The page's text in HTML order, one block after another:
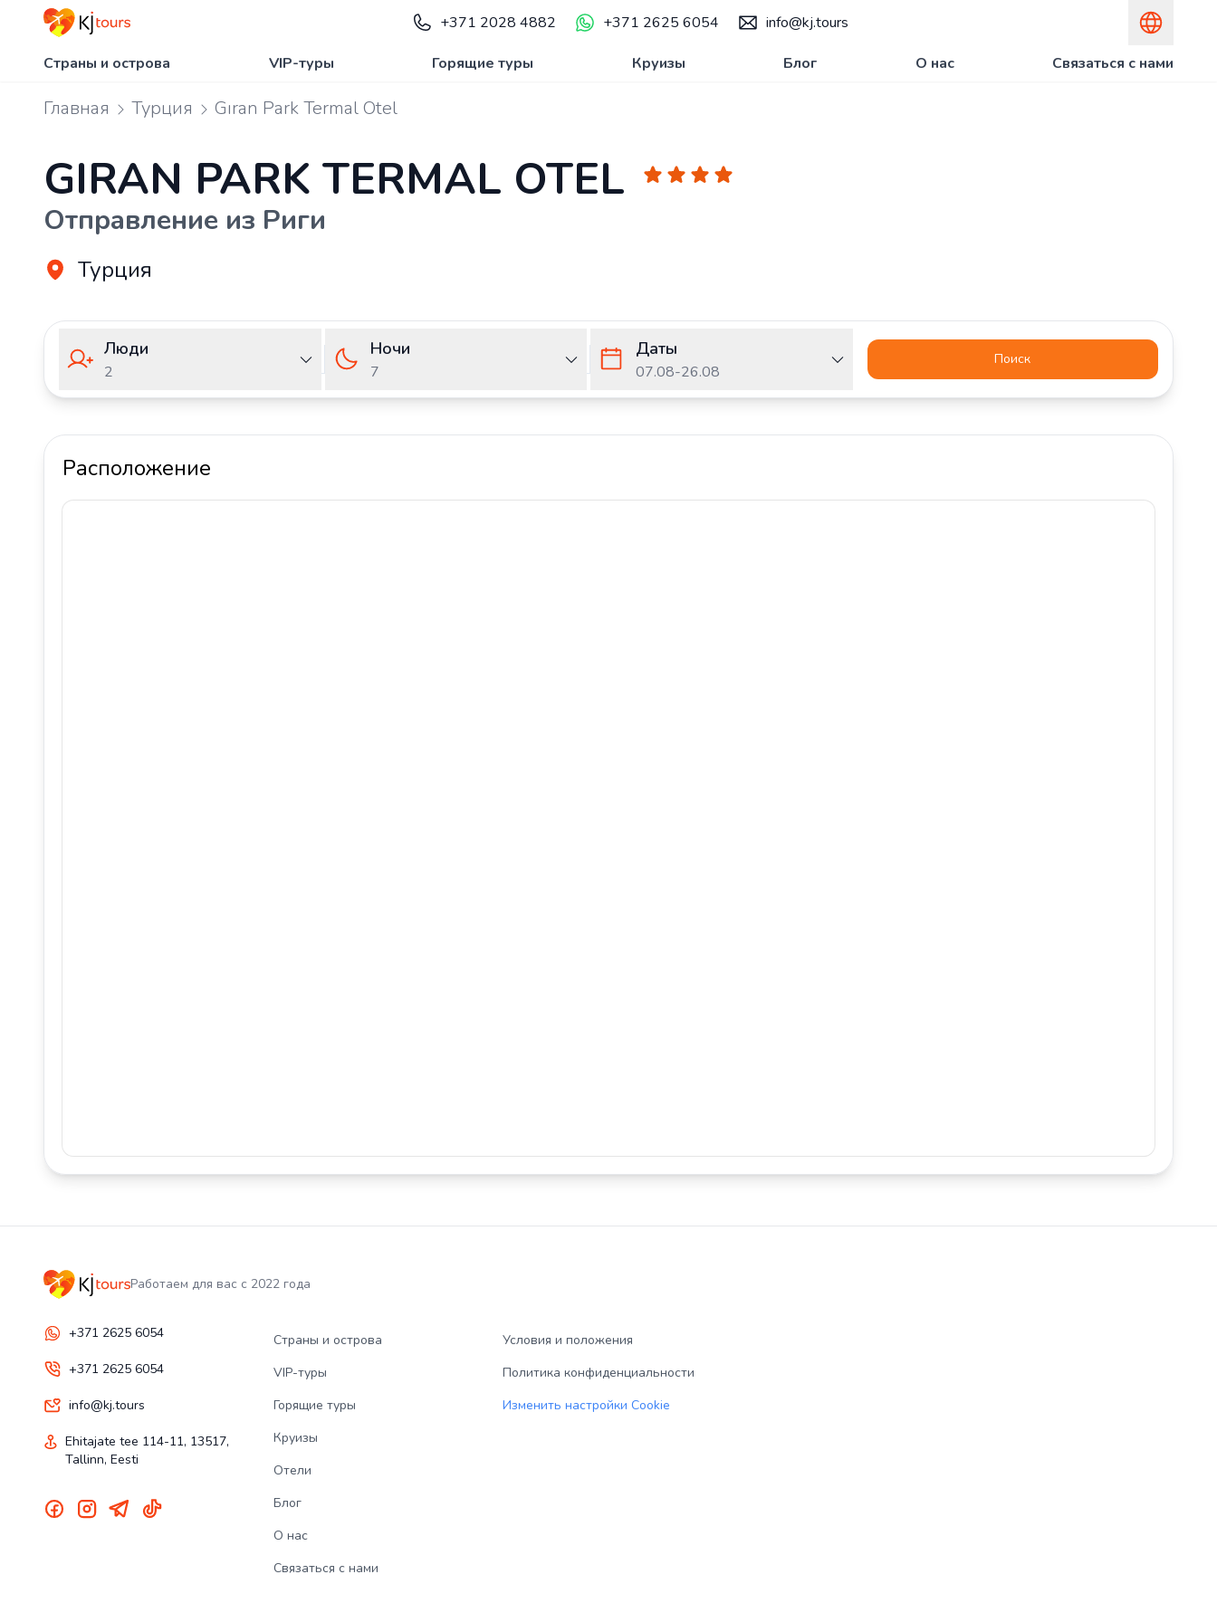
+371 2028 4882 +371 2625 6054 info@kj.tours
Страны и острова VIP-туры Горящие туры Круизы Блог О нас Связаться с нами
Главная Турция Gıran Park Termal Otel
GIRAN PARK TERMAL OTEL
Отправление из Риги
Турция
Люди
2
Ночи
7
Даты
07.08-26.08
Поиск
Расположение
Работаем для вас с 2022 года
+371 2625 6054
+371 2625 6054
info@kj.tours
Ehitajate tee 114-11, 13517,
Tallinn, Eesti
Страны и острова
VIP-туры
Горящие туры
Круизы
Отели
Блог
О нас
Связаться с нами
Условия и положения
Политика конфиденциальности
Изменить настройки Cookie